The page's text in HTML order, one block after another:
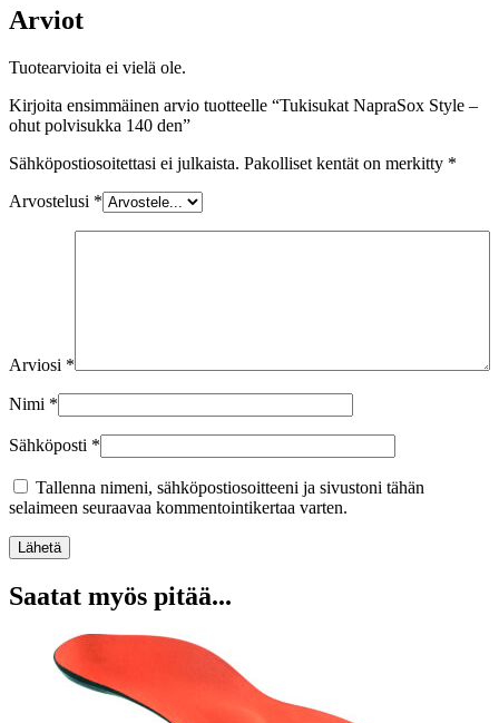
Arviot
Tuotearvioita ei vielä ole.
Kirjoita ensimmäinen arvio tuotteelle “Tukisukat NapraSox Style –
ohut polvisukka 140 den”
Sähköpostiosoitettasi ei julkaista. Pakolliset kentät on merkitty *
Arvostelusi *
Arviosi *
Nimi *
Sähköposti *
Tallenna nimeni, sähköpostiosoitteeni ja sivustoni tähän
selaimeen seuraavaa kommentointikertaa varten.
Lähetä
Saatat myös pitää...